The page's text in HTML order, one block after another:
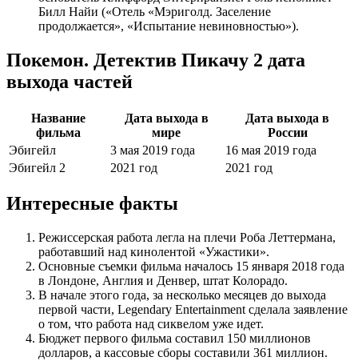
Билл Найи («Отель «Мэриголд. Заселение
продолжается», «Испытание невиновностью»).
Покемон. Детектив Пикачу 2 дата
выхода частей
Название
фильма
Дата выхода в
мире
Дата выхода в
России
Эбигейл
3 мая 2019 года
16 мая 2019 года
Эбигейл 2
2021 год 2021 год
Интересные факты
Режиссерская работа легла на плечи Роба Леттермана,
работавший над кинолентой «Ужастики».
Основные съемки фильма началось 15 января 2018 года
в Лондоне, Англия и Денвер, штат Колорадо.
В начале этого года, за несколько месяцев до выхода
первой части, Legendary Entertainment сделала заявление
о том, что работа над сиквелом уже идет.
Бюджет первого фильма составил 150 миллионов
долларов, а кассовые сборы составили 361 миллион.